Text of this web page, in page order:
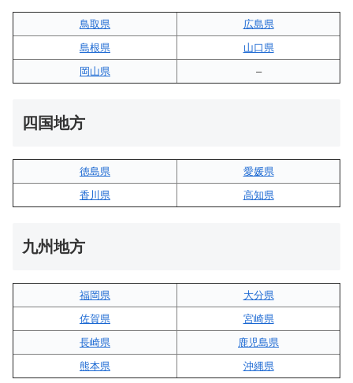
鳥取県
広島県
島根県
山口県
岡山県
–
四国地方
徳島県
愛媛県
香川県
高知県
九州地方
福岡県
大分県
佐賀県
宮崎県
長崎県
鹿児島県
熊本県
沖縄県